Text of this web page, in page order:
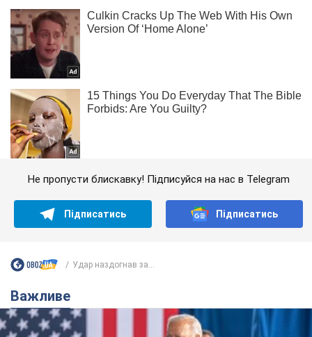
Не пропусти блискавку! Підписуйся на нас в Telegram
Підписатись Підписатись
Удар наздогнав за...
Важливе